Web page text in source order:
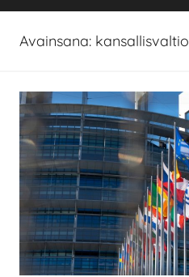
Avainsana: kansallisvaltio